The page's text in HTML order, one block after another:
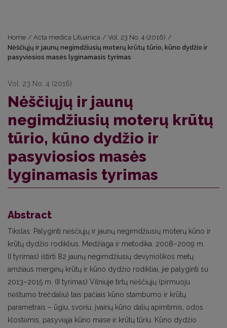
Home / Acta medica Lituanica / Vol. 23 No. 4 (2016) /
Nėščiųjų ir jaunų negimdžiusių moterų krūtų tūrio, kūno dydžio ir
pasyviosios masės lyginamasis tyrimas
Vol. 23 No. 4 (2016)
Nėščiųjų ir jaunų
negimdžiusių moterų krūtų
tūrio, kūno dydžio ir
pasyviosios masės
lyginamasis tyrimas
Abstract
Tikslas. Palyginti nėščiųjų ir jaunų negimdžiusių moterų kūno ir
krūtų dydžio rodiklius. Medžiaga ir metodika. 2008–2009 m.
(I tyrimas) ištirti 82 jaunų negimdžiusių devyniolikos metų
amžiaus merginų krūtų ir kūno dydžio rodikliai, jie palyginti su
2013–2015 m. (II tyrimas) Vilniuje tirtų nėščiųjų (pirmuoju
nėštumo trečdaliu) tais pačiais kūno stambumo ir krūtų
parametrais – ūgiu, svoriu, įvairių kūno dalių apimtimis, odos
klostėmis, pasyviąja kūno mase ir krūtų tūriu. Kūno dydžio